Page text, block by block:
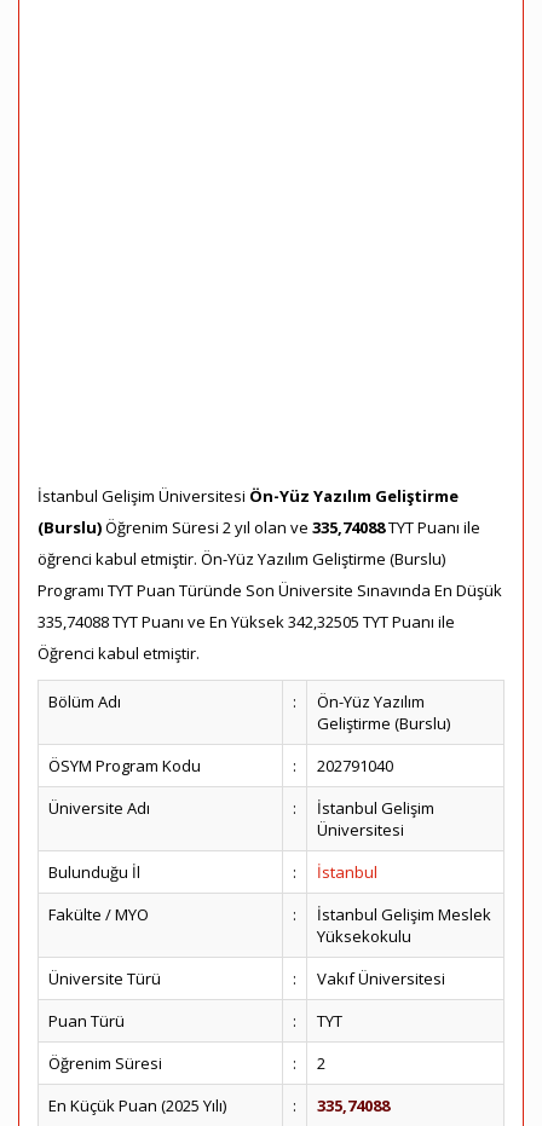
İstanbul Gelişim Üniversitesi Ön-Yüz Yazılım Geliştirme
(Burslu)Öğrenim Süresi 2 yıl olan ve 335,74088TYT Puanı ile
öğrenci kabul etmiştir. Ön-Yüz Yazılım Geliştirme (Burslu)
Programı TYT Puan Türünde Son Üniversite Sınavında En Düşük
335,74088 TYT Puanı ve En Yüksek 342,32505 TYT Puanı ile
Öğrenci kabul etmiştir.
Bölüm Adı :
Ön-Yüz Yazılım
Geliştirme (Burslu)
ÖSYM Program Kodu
:
202791040
Üniversite Adı
:
İstanbul Gelişim
Üniversitesi
Bulunduğu İl
:
İstanbul
Fakülte / MYO
:
İstanbul Gelişim Meslek
Yüksekokulu
Üniversite Türü
:
Vakıf Üniversitesi
Puan Türü
:
TYT
Öğrenim Süresi
:
2
En Küçük Puan (2025 Yılı)
: 335,74088